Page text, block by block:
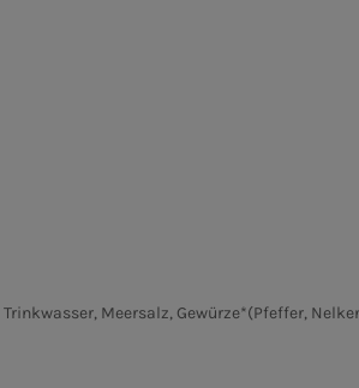
Trinkwasser, Meersalz, Gewürze*(Pfeffer,